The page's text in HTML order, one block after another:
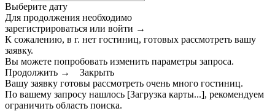
Выберите дату
Для продолжения необходимо
зарегистрироваться или войти →
К сожалению, в г. нет гостиниц, готовых рассмотреть вашу
заявку.
Вы можете попробовать изменить параметры запроса.
Продолжить →
Закрыть
Вашу заявку готовы рассмотреть очень много гостиниц.
По вашему запросу нашлось [Загрузка карты...], рекомендуем
ограничить область поиска.